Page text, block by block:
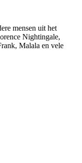
mensen uit het
Nightingale,
Malala en vele